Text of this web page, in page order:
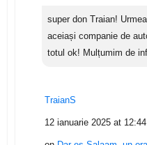
super don Traian!
aceiași companie de
totul ok! Mulțumim de
TraianS
12 ianuarie 2025 at